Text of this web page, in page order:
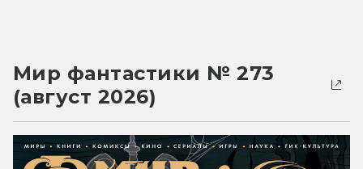
Мир фантастики № 273
(август 2026)